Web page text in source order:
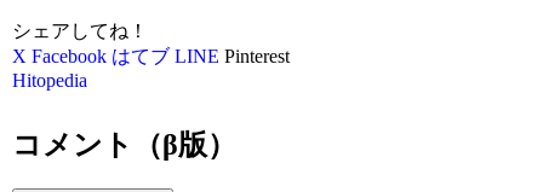
シェアしてね！
X Facebook はてブ LINE Pinterest
Hitopedia
コメント（β版）